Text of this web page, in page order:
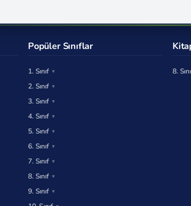
Popüler Sınıflar
1. Sınıf
2. Sınıf
3. Sınıf
4. Sınıf
5. Sınıf
6. Sınıf
7. Sınıf
8. Sınıf
9. Sınıf
8.